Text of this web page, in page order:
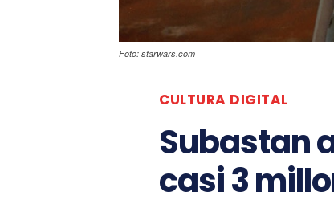
Foto: starwars.com
CULTURA DIGITAL
Subastan
casi 3